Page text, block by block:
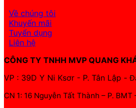
Về chúng tôi
Khuyến mãi
Tuyển dụng
Liên hệ
CÔNG TY TNHH MVP QUANG
VP : 39D Y Ni Ksơr - P. Tân Lập -
CN 1: 16 Nguyễn Tất Thành – P.